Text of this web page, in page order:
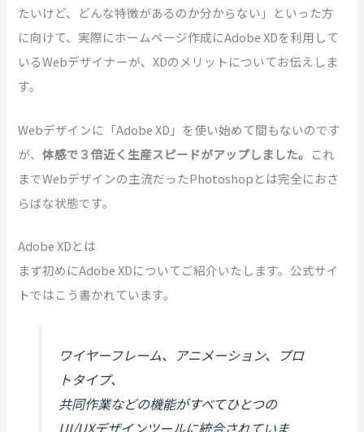
たいけど、どんな特徴があるのか分からない」といった方
に向けて、実際にホームページ作成にAdobe XDを利用して
いるWebデザイナーが、XDのメリットについてお伝えしま
す。
Webデザインに「Adobe XD」を使い始めて間もないのです
が、体感で３倍近く生産スピードがアップしました。 これ
までWebデザインの主流だったPhotoshopとは完全におさ
らばな状態です。
Adobe XDとは
まず初めにAdobe XDについてご紹介いたします。公式サイ
トではこう書かれています。
ワイヤーフレーム、アニメーション、プロ
トタイプ、
共同作業などの機能がすべてひとつの
UI/UXデザインツールに統合されていま